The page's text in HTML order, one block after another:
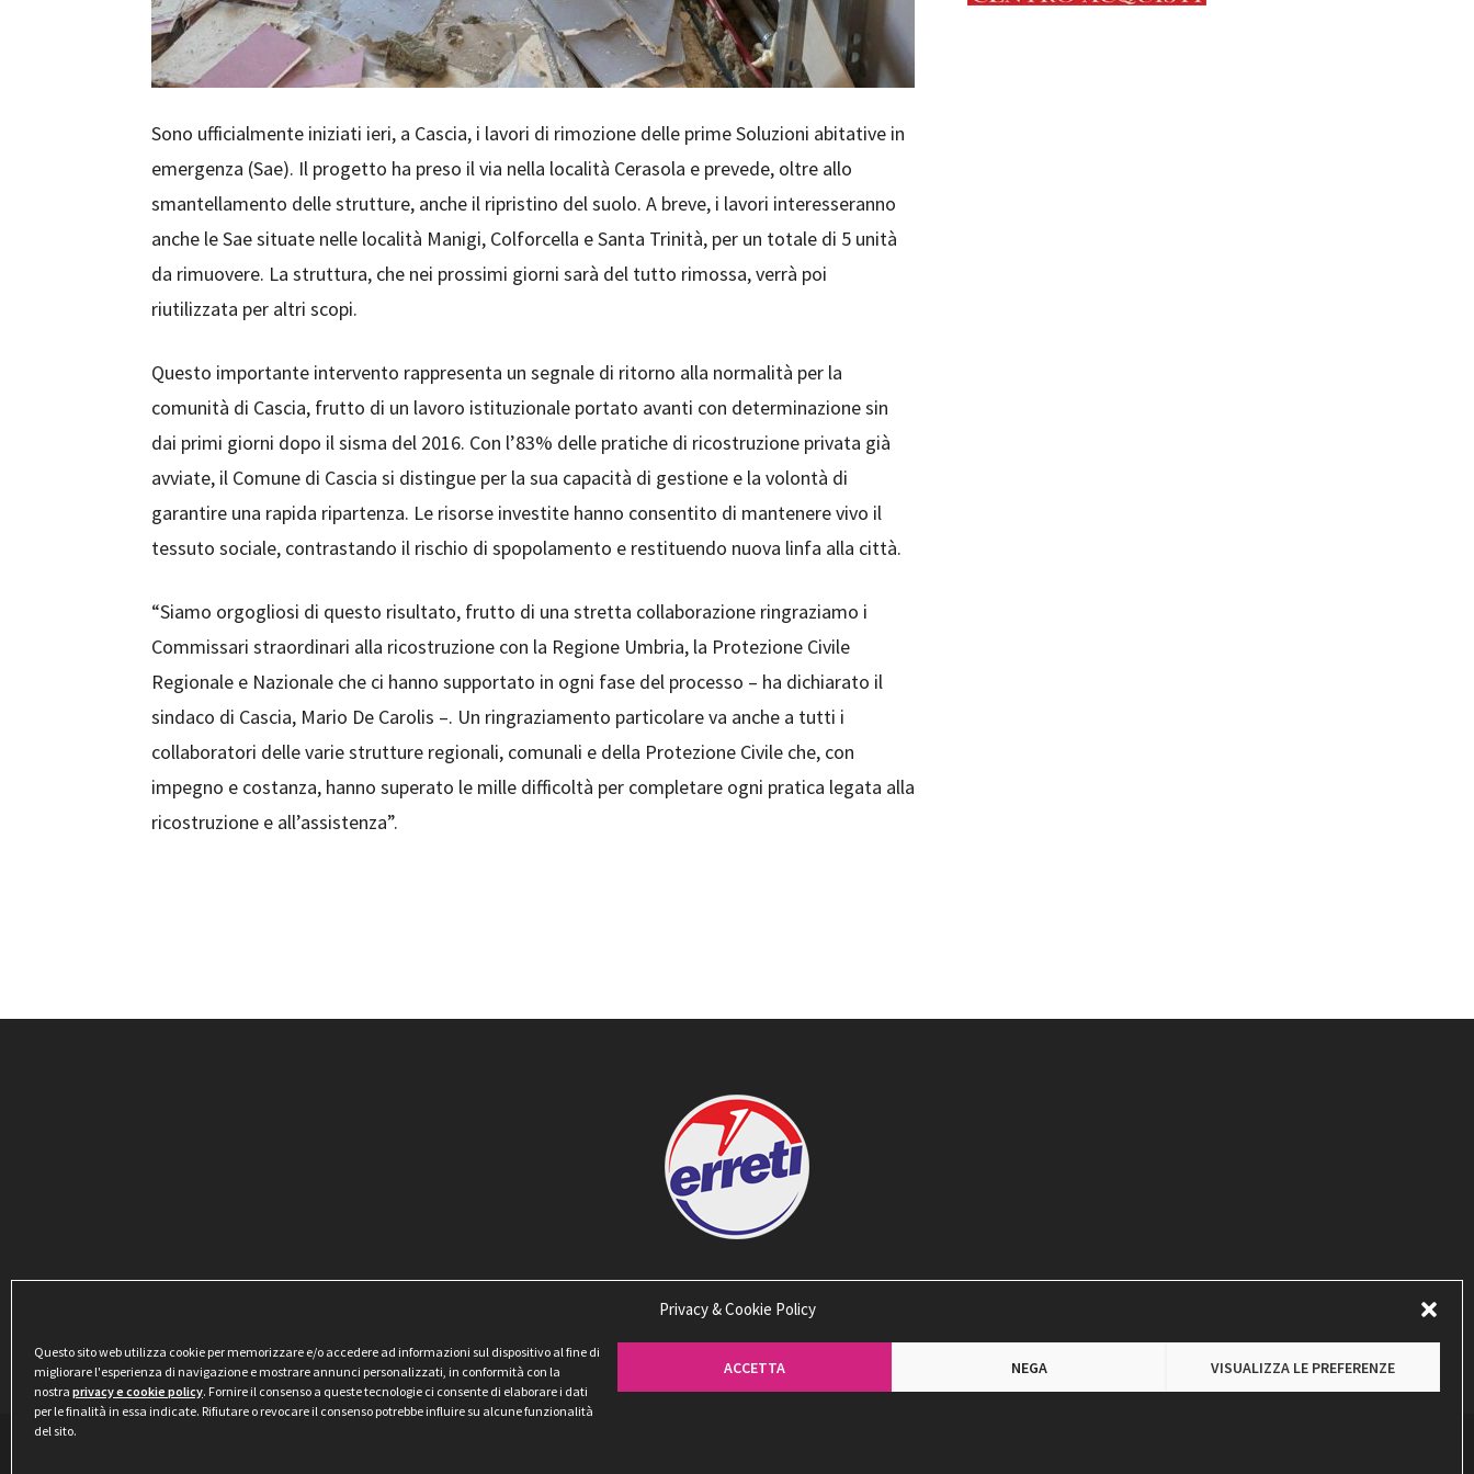
Privacy & Cookie Policy
Questo sito web utilizza cookie per memorizzare e/o accedere ad informazioni sul dispositivo al fine di
migliorare l'esperienza di navigazione e mostrare annunci personalizzati, in conformità con la
nostra privacy e cookie policy. Fornire il consenso a queste tecnologie ci consente di elaborare i dati
per le finalità in essa indicate. Rifiutare o revocare il consenso potrebbe influire su alcune funzionalità
del sito.
ACCETTA NEGA VISUALIZZA LE PREFERENZE
Sono ufficialmente iniziati ieri, a Cascia, i lavori di rimozione delle prime Soluzioni abitative in
emergenza (Sae). Il progetto ha preso il via nella località Cerasola e prevede, oltre allo
smantellamento delle strutture, anche il ripristino del suolo. A breve, i lavori interesseranno
anche le Sae situate nelle località Manigi, Colforcella e Santa Trinità, per un totale di 5 unità
da rimuovere. La struttura, che nei prossimi giorni sarà del tutto rimossa, verrà poi
riutilizzata per altri scopi.
Questo importante intervento rappresenta un segnale di ritorno alla normalità per la
comunità di Cascia, frutto di un lavoro istituzionale portato avanti con determinazione sin
dai primi giorni dopo il sisma del 2016. Con l’83% delle pratiche di ricostruzione privata già
avviate, il Comune di Cascia si distingue per la sua capacità di gestione e la volontà di
garantire una rapida ripartenza. Le risorse investite hanno consentito di mantenere vivo il
tessuto sociale, contrastando il rischio di spopolamento e restituendo nuova linfa alla città.
“Siamo orgogliosi di questo risultato, frutto di una stretta collaborazione ringraziamo i
Commissari straordinari alla ricostruzione con la Regione Umbria, la Protezione Civile
Regionale e Nazionale che ci hanno supportato in ogni fase del processo – ha dichiarato il
sindaco di Cascia, Mario De Carolis –. Un ringraziamento particolare va anche a tutti i
collaboratori delle varie strutture regionali, comunali e della Protezione Civile che, con
impegno e costanza, hanno superato le mille difficoltà per completare ogni pratica legata alla
ricostruzione e all’assistenza”.